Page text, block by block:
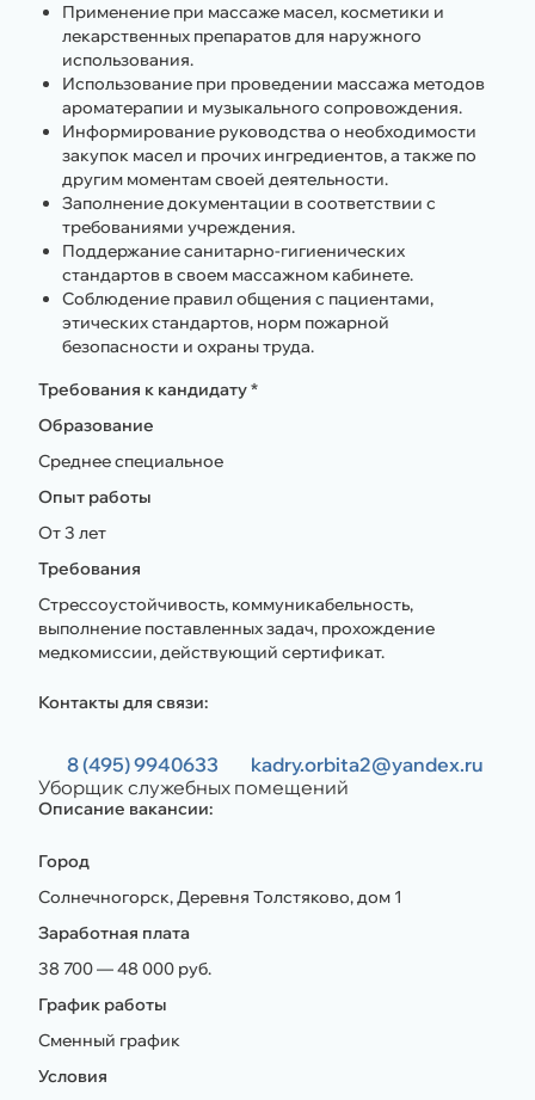
Применение при массаже масел, косметики и
лекарственных препаратов для наружного
использования.
Использование при проведении массажа методов
ароматерапии и музыкального сопровождения.
Информирование руководства о необходимости
закупок масел и прочих ингредиентов, а также по
другим моментам своей деятельности.
Заполнение документации в соответствии с
требованиями учреждения.
Поддержание санитарно-гигиенических
стандартов в своем массажном кабинете.
Соблюдение правил общения с пациентами,
этических стандартов, норм пожарной
безопасности и охраны труда.
Требования к кандидату *
Образование
Среднее специальное
Опыт работы
От 3 лет
Требования
Стрессоустойчивость, коммуникабельность,
выполнение поставленных задач, прохождение
медкомиссии, действующий сертификат.
Контакты для связи:
8 (495) 9940633
kadry.orbita2@yandex.ru
Уборщик служебных помещений
Описание вакансии:
Город
Солнечногорск, Деревня Толстяково, дом 1
Заработная плата
38 700 — 48 000 руб.
График работы
Сменный график
Условия